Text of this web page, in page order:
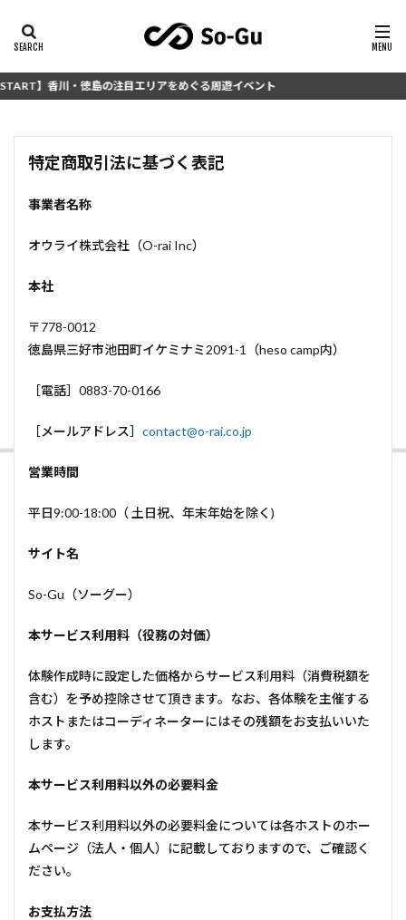
】香川・徳島の注目エリアをめぐる周遊イベント
特定商取引法に基づく表記
事業者名称
オウライ株式会社（O-rai Inc）
本社
〒778-0012
徳島県三好市池田町イケミナミ2091-1（heso camp内）
［電話］0883-70-0166
［メールアドレス］ contact@o-rai.co.jp
営業時間
平日9:00-18:00（ 土日祝、年末年始を除く)
サイト名
So-Gu（ソーグー）
本サービス利用料（役務の対価）
体験作成時に設定した価格からサービス利用料（消費税額を
含む）を予め控除させて頂きます。なお、各体験を主催する
ホストまたはコーディネーターにはその残額をお支払いいた
します。
本サービス利用料以外の必要料金
本サービス利用料以外の必要料金については各ホストのホー
ムページ（法人・個人）に記載しておりますので、ご確認く
ださい。
お支払方法